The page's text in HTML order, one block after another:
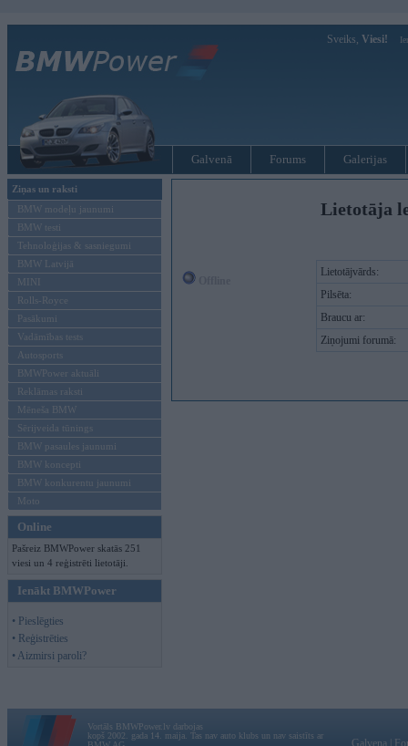
Sveiks, Viesi!
Galvenā Forums Galerijas
Ziņas un raksti
BMW modeļu jaunumi
BMW testi
Tehnoloģijas & sasniegumi
BMW Latvijā
MINI
Rolls-Royce
Pasākumi
Vadāmības tests
Autosports
BMWPower aktuāli
Reklāmas raksti
Mēneša BMW
Sērijveida tūnings
BMW pasaules jaunumi
BMW koncepti
BMW konkurentu jaunumi
Moto
Online
Pašreiz BMWPower skatās 251
viesi un 4 reģistrēti lietotāji.
Ienākt BMWPower
• Pieslēgties
• Reģistrēties
• Aizmirsi paroli?
Lietotāja
Lietotājvārds:
Pilsēta:
Braucu ar:
Ziņojumi forumā:
Vortāls BMWPower.lv darbojas
kopš 2002. gada 14. maija. Tas nav auto klubs un nav saistīts ar
Galvena